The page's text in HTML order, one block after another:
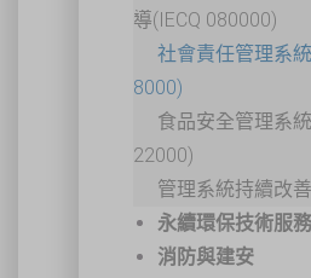
導(IECQ 080000)
社會責任管理系
8000)
食品安全管理系
22000)
管理系統持續改
永續環保技術服務
消防與建安